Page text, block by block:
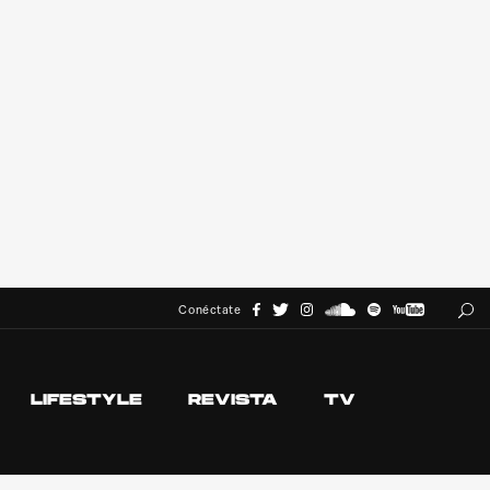
Conéctate
LIFESTYLE REVISTA TV